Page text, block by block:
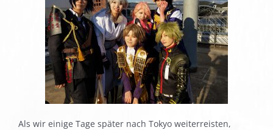
Als wir einige Tage später nach Tokyo weiterreisten,